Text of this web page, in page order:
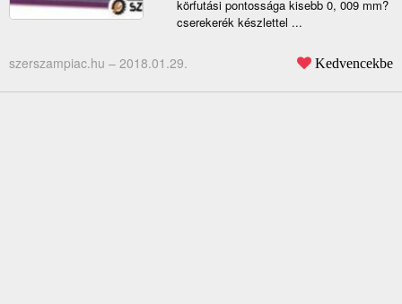
körfutási pontossága kisebb 0, 009 mm?
cserekerék készlettel ...
szerszampiac.hu – 2018.01.29. Kedvencekbe